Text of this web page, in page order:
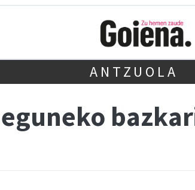
ANTZUOLA